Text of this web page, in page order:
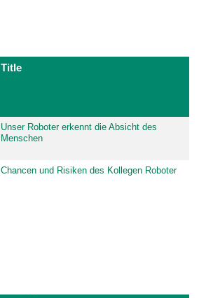
Title
Unser Roboter erkennt die Absicht des
Menschen
Chancen und Risiken des Kollegen Roboter